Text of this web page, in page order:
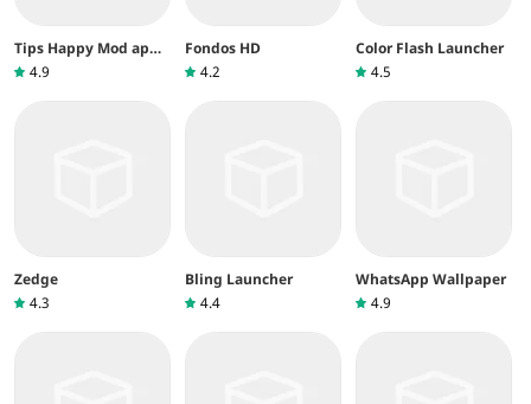
Tips Happy Mod apps
& Games
4.9
Fondos HD
4.2
Color Flash Launcher
4.5
Zedge
4.3
Bling Launcher
4.4
WhatsApp Wallpaper
4.9